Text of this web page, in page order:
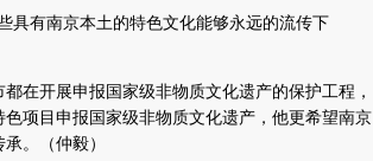
有南京本土的特色文化能够永远的流传下
开展申报国家级非物质文化遗产的保护工程，
项目申报国家级非物质文化遗产，他更希望南京
。（仲毅）